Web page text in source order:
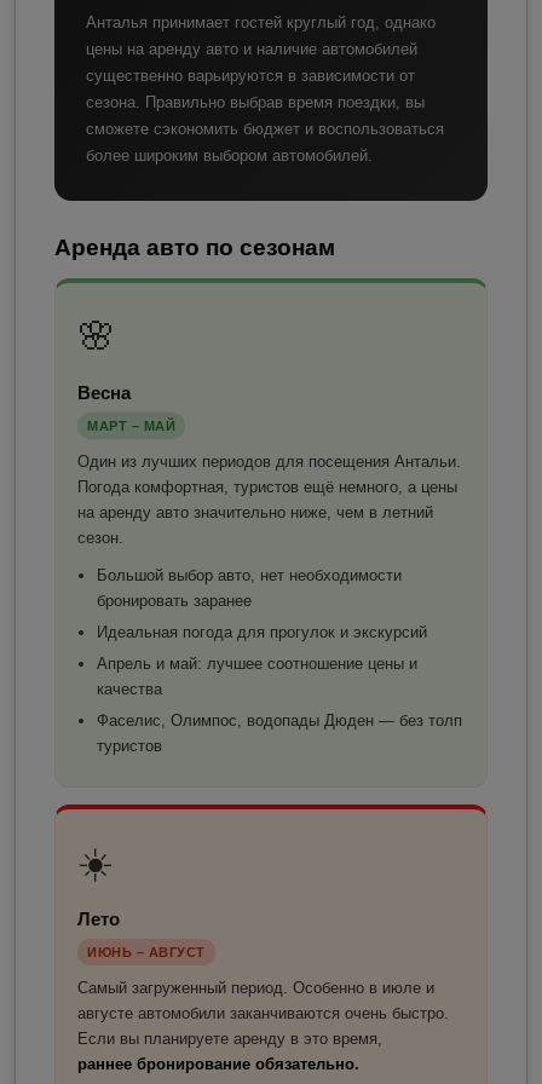
Анталья принимает гостей круглый год, однако
цены на аренду авто и наличие автомобилей
существенно варьируются в зависимости от
сезона. Правильно выбрав время поездки, вы
сможете сэкономить бюджет и воспользоваться
более широким выбором автомобилей.
Аренда авто по сезонам
🌸
Весна
МАРТ – МАЙ
Один из лучших периодов для посещения Антальи.
Погода комфортная, туристов ещё немного, а цены
на аренду авто значительно ниже, чем в летний
сезон.
Большой выбор авто, нет необходимости
бронировать заранее
Идеальная погода для прогулок и экскурсий
Апрель и май: лучшее соотношение цены и
качества
Фаселис, Олимпос, водопады Дюден — без толп
туристов
☀️
Лето
ИЮНЬ – АВГУСТ
Самый загруженный период. Особенно в июле и
августе автомобили заканчиваются очень быстро.
Если вы планируете аренду в это время,
раннее бронирование обязательно.